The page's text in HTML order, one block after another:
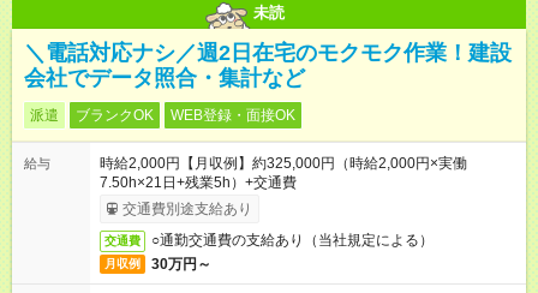
未読
＼電話対応ナシ／週2日在宅のモクモク作業！建設
会社でデータ照合・集計など
派遣 ブランクOK WEB登録・面接OK
給与
時給2,000円【月収例】約325,000円（時給2,000円×実働
7.50h×21日+残業5h）+交通費
交通費別途支給あり
交通費 ○通勤交通費の支給あり（当社規定による）
月収例 30万円～